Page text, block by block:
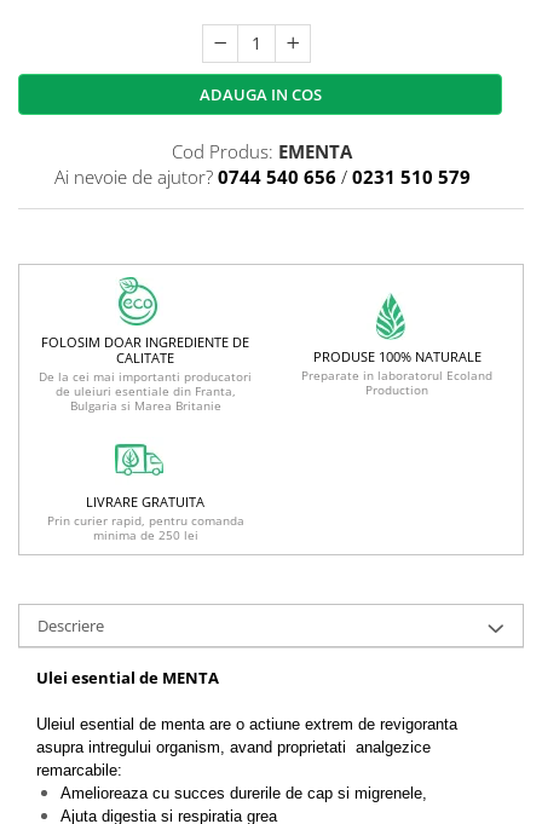
ADAUGA IN COS
Cod Produs: EMENTA
Ai nevoie de ajutor? 0744 540 656 / 0231 510 579
FOLOSIM DOAR INGREDIENTE DE
CALITATE
De la cei mai importanti producatori
de uleiuri esentiale din Franta,
Bulgaria si Marea Britanie
PRODUSE 100% NATURALE
Preparate in laboratorul Ecoland
Production
LIVRARE GRATUITA
Prin curier rapid, pentru comanda
minima de 250 lei
Descriere
Ulei esential de MENTA
Uleiul esential de menta are o actiune extrem de revigoranta
asupra intregului organism, avand proprietati analgezice
remarcabile:
Amelioreaza cu succes durerile de cap si migrenele,
Ajuta digestia si respiratia grea